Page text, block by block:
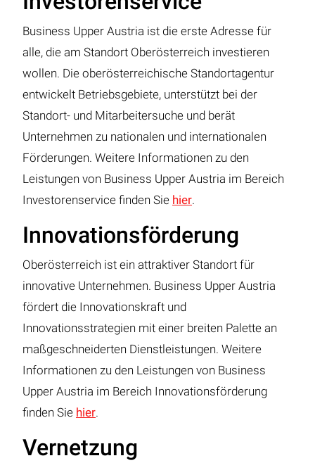
Business Upper Austria ist die erste Adresse für
alle, die am Standort Oberösterreich investieren
wollen. Die oberösterreichische Standortagentur
entwickelt Betriebsgebiete, unterstützt bei der
Standort- und Mitarbeitersuche und berät
Unternehmen zu nationalen und internationalen
Förderungen. Weitere Informationen zu den
Leistungen von Business Upper Austria im Bereich
Investorenservice finden Sie hier.
Innovationsförderung
Oberösterreich ist ein attraktiver Standort für
innovative Unternehmen. Business Upper Austria
fördert die Innovationskraft und
Innovationsstrategien mit einer breiten Palette an
maßgeschneiderten Dienstleistungen. Weitere
Informationen zu den Leistungen von Business
Upper Austria im Bereich Innovationsförderung
finden Sie hier.
Vernetzung